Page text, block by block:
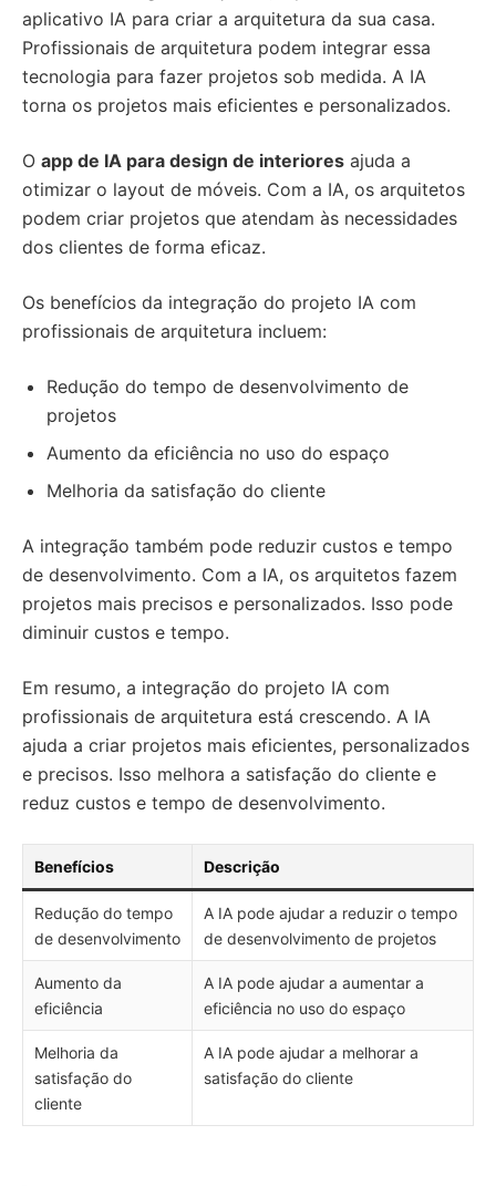
aplicativo IA para criar a arquitetura da sua casa.
Profissionais de arquitetura podem integrar essa
tecnologia para fazer projetos sob medida. A IA
torna os projetos mais eficientes e personalizados.
O app de IA para design de interiores ajuda a
otimizar o layout de móveis. Com a IA, os arquitetos
podem criar projetos que atendam às necessidades
dos clientes de forma eficaz.
Os benefícios da integração do projeto IA com
profissionais de arquitetura incluem:
Redução do tempo de desenvolvimento de
projetos
Aumento da eficiência no uso do espaço
Melhoria da satisfação do cliente
A integração também pode reduzir custos e tempo
de desenvolvimento. Com a IA, os arquitetos fazem
projetos mais precisos e personalizados. Isso pode
diminuir custos e tempo.
Em resumo, a integração do projeto IA com
profissionais de arquitetura está crescendo. A IA
ajuda a criar projetos mais eficientes, personalizados
e precisos. Isso melhora a satisfação do cliente e
reduz custos e tempo de desenvolvimento.
Benefícios Descrição
Redução do tempo
de desenvolvimento
A IA pode ajudar a reduzir o tempo
de desenvolvimento de projetos
Aumento da
eficiência
A IA pode ajudar a aumentar a
eficiência no uso do espaço
Melhoria da
satisfação do
cliente
A IA pode ajudar a melhorar a
satisfação do cliente